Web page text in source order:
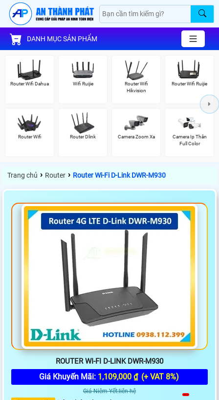
DANH MỤC SẢN PHẨM
Router Wifi Dahua Wifi Ruijie
Router Wifi
Hikvision
Router Wifi Ruijie
Router Wifi Router Dlink Camera Zoom Xa
Camera Ip Thân
Full Color
Trang chủ › Router › Router Wi-Fi D-Link DWR-M930
ROUTER WI-FI D-LINK DWR-M930
Giá Khuyến Mãi: 1,109,000 ₫ (+ VAT 8%)
Giá Niêm Yết:liên hệ